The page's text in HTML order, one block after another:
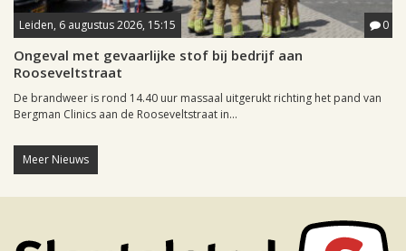
Leiden, 6 augustus 2026, 15:15 0
Ongeval met gevaarlijke stof bij bedrijf aan
Rooseveltstraat
De brandweer is rond 14.40 uur massaal uitgerukt richting het pand van
Bergman Clinics aan de Rooseveltstraat in...
Meer Nieuws